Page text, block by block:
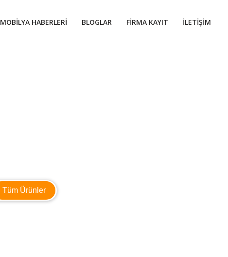
MOBILYA HABERLERI BLOGLAR FIRMA KAYIT İLETIŞIM
Tüm Ürünler